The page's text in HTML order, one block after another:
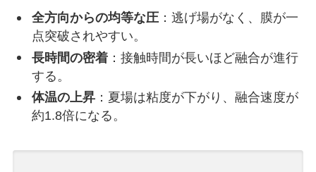
全方向からの均等な圧：逃げ場がなく、膜が一
点突破されやすい。
長時間の密着：接触時間が長いほど融合が進行
する。
体温の上昇：夏場は粘度が下がり、融合速度が
約1.8倍になる。